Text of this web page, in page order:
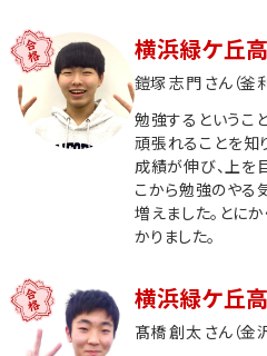
成蹊102名、成城114名、明治
蔵57名
日東駒専
日本576名、東洋
※上記合格実績は、湘南ゼミナール
ルグループ全体での合格実績です。
横浜緑ケ丘
鎧塚 志門 さん（釜
勉強するというこ
頑張れることを知
成績が伸び、上を
こから勉強のやる
増えました。とに
かりました。
横浜緑ケ丘
髙橋 創太 さん（金